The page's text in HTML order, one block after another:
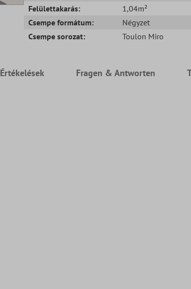
Felülettakarás:
1,04m²
Csempe formátum:
Négyzet
Csempe sorozat:
Toulon Miro
Értékelések Fragen & Antworten